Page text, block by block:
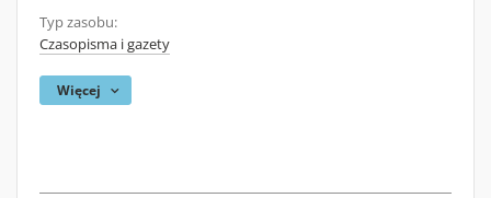
Typ zasobu:
Czasopisma i gazety
Więcej